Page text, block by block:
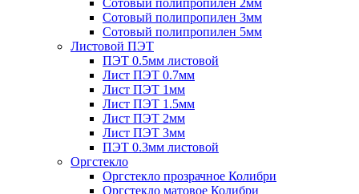
Сотовый полипропилен 2мм
Сотовый полипропилен 3мм
Сотовый полипропилен 5мм
Листовой ПЭТ
ПЭТ 0.5мм листовой
Лист ПЭТ 0.7мм
Лист ПЭТ 1мм
Лист ПЭТ 1.5мм
Лист ПЭТ 2мм
Лист ПЭТ 3мм
ПЭТ 0.3мм листовой
Оргстекло
Оргстекло прозрачное Колибри
Оргстекло матовое Колибри